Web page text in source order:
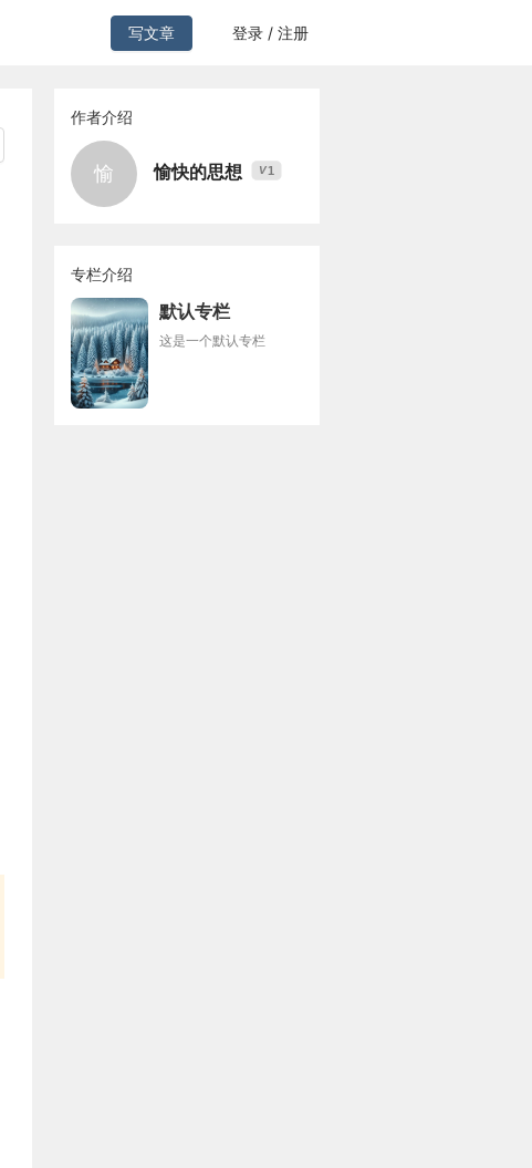
写文章 登录 / 注册
作者介绍
愉 愉快的思想 V1
专栏介绍
默认专栏
这是一个默认专栏